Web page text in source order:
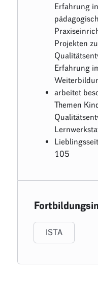
Erfahrung
Projekten
Erfahrung
arbeitet
Themen
105
ISTA